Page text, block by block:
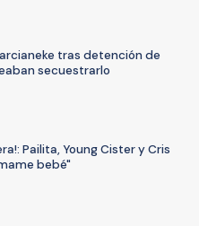
tras detención de
secuestrarlo
Pailita, Young Cister y Cris
bebé"